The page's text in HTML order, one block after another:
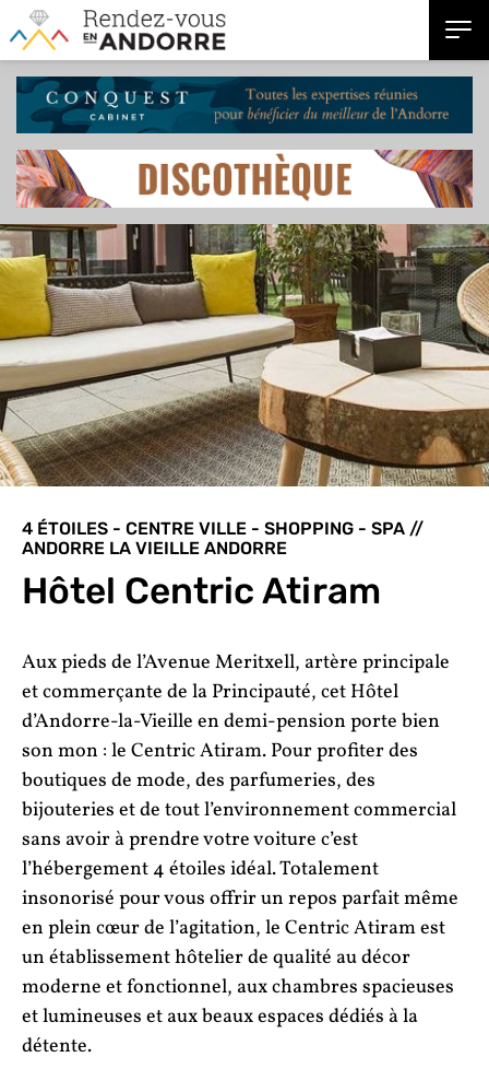
4 ÉTOILES - CENTRE VILLE - SHOPPING - SPA //
ANDORRE LA VIEILLE ANDORRE
Hôtel Centric Atiram
Aux pieds de l’Avenue Meritxell, artère principale
et commerçante de la Principauté, cet Hôtel
d’Andorre-la-Vieille en demi-pension porte bien
son mon : le Centric Atiram. Pour profiter des
boutiques de mode, des parfumeries, des
bijouteries et de tout l’environnement commercial
sans avoir à prendre votre voiture c’est
l’hébergement 4 étoiles idéal. Totalement
insonorisé pour vous offrir un repos parfait même
en plein cœur de l’agitation, le Centric Atiram est
un établissement hôtelier de qualité au décor
moderne et fonctionnel, aux chambres spacieuses
et lumineuses et aux beaux espaces dédiés à la
détente.